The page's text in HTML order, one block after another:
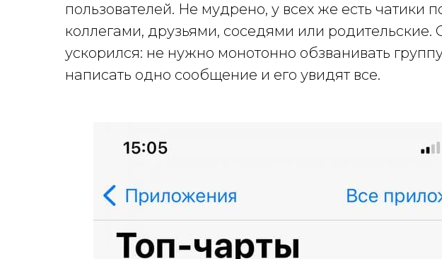
пользователей. Не мудрено, у всех же есть чатики
коллегами, друзьями, соседями или
ускорился: не нужно монотонно обзванивать
написать одно сообщение и его увидят все.